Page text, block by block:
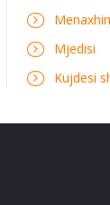
Mjedisi
Kujdesi